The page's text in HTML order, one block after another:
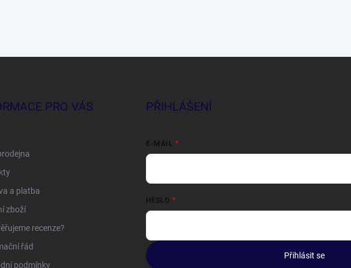
PRO VÁS
a platba
zboží
recenze?
řád
podmínky
PŘIHLÁŠENÍ
E-MAIL
HESLO
Přihlásit se